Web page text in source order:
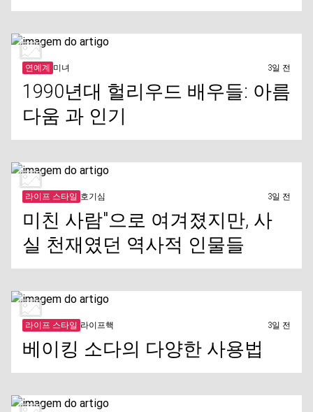
연예계 미녀 3일 전
1990년대 헐리우드 배우들: 아름
다움 과 인기
라이프 스타일 호기심 3일 전
미친 사람"으로 여겨졌지만, 사
실 천재였던 역사적 인물들
라이프 스타일 라이프핵 3일 전
베이킹 소다의 다양한 사용법